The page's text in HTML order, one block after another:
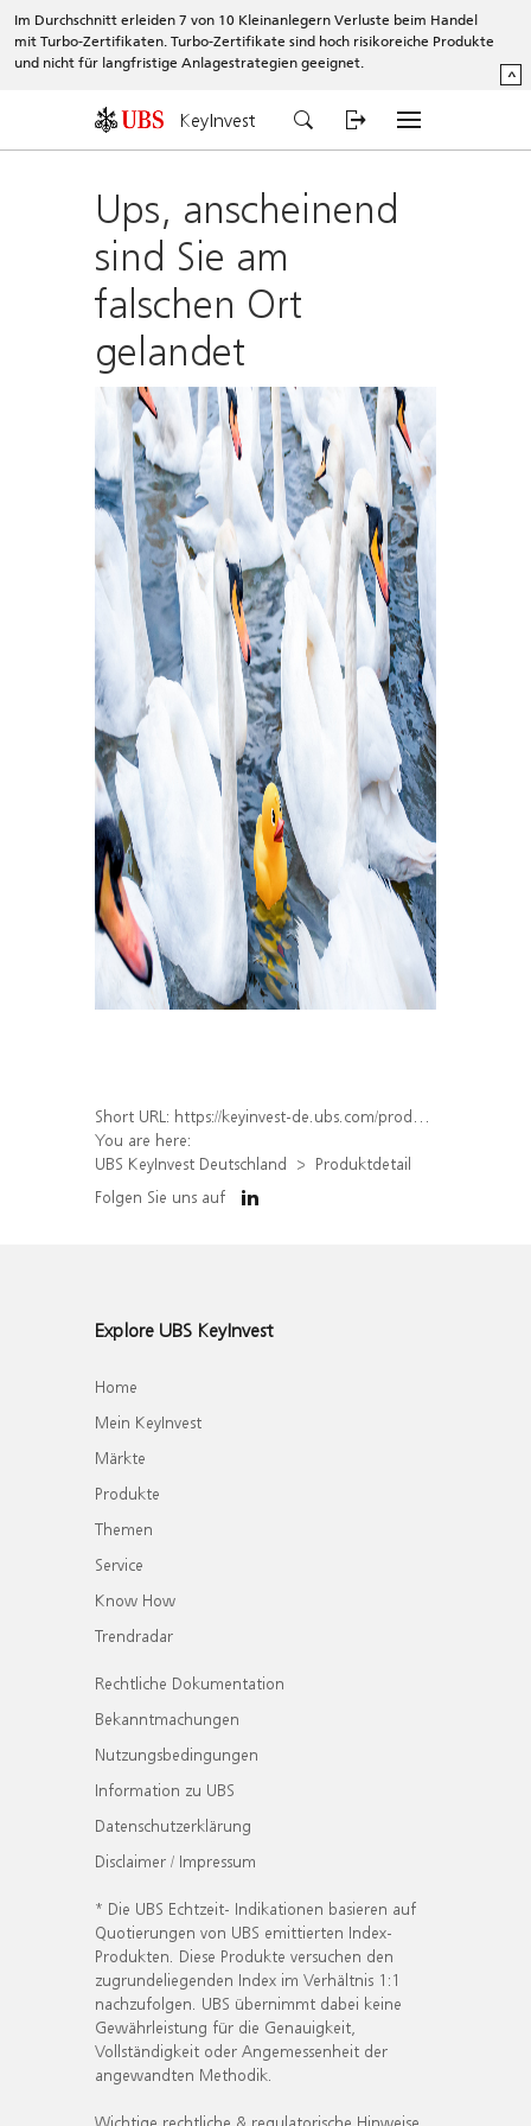
Im Durchschnitt erleiden 7 von 10 Kleinanlegern Verluste beim Handel
mit Turbo-Zertifikaten. Turbo-Zertifikate sind hoch risikoreiche Produkte
und nicht für langfristige Anlagestrategien geeignet.
^
KeyInvest
Ups, anscheinend
sind Sie am
falschen Ort
gelandet
Short URL: https://keyinvest-de.ubs.com/produkt/detail/index/isin/DE000WA6YET0
You are here:
UBS KeyInvest Deutschland
Produktdetail
Folgen Sie uns auf
Explore UBS KeyInvest
Home
Mein KeyInvest
Märkte
Produkte
Themen
Service
Know How
Trendradar
Rechtliche Dokumentation
Bekanntmachungen
Nutzungsbedingungen
Information zu UBS
Datenschutzerklärung
Disclaimer / Impressum
* Die UBS Echtzeit- Indikationen basieren auf
Quotierungen von UBS emittierten Index-
Produkten. Diese Produkte versuchen den
zugrundeliegenden Index im Verhältnis 1:1
nachzufolgen. UBS übernimmt dabei keine
Gewährleistung für die Genauigkeit,
Vollständigkeit oder Angemessenheit der
angewandten Methodik.